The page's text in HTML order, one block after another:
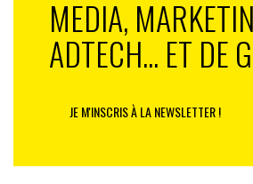
MEDIA,
ADTECH... ET DE
JE M'INSCRIS À LA NEWSLETTER !